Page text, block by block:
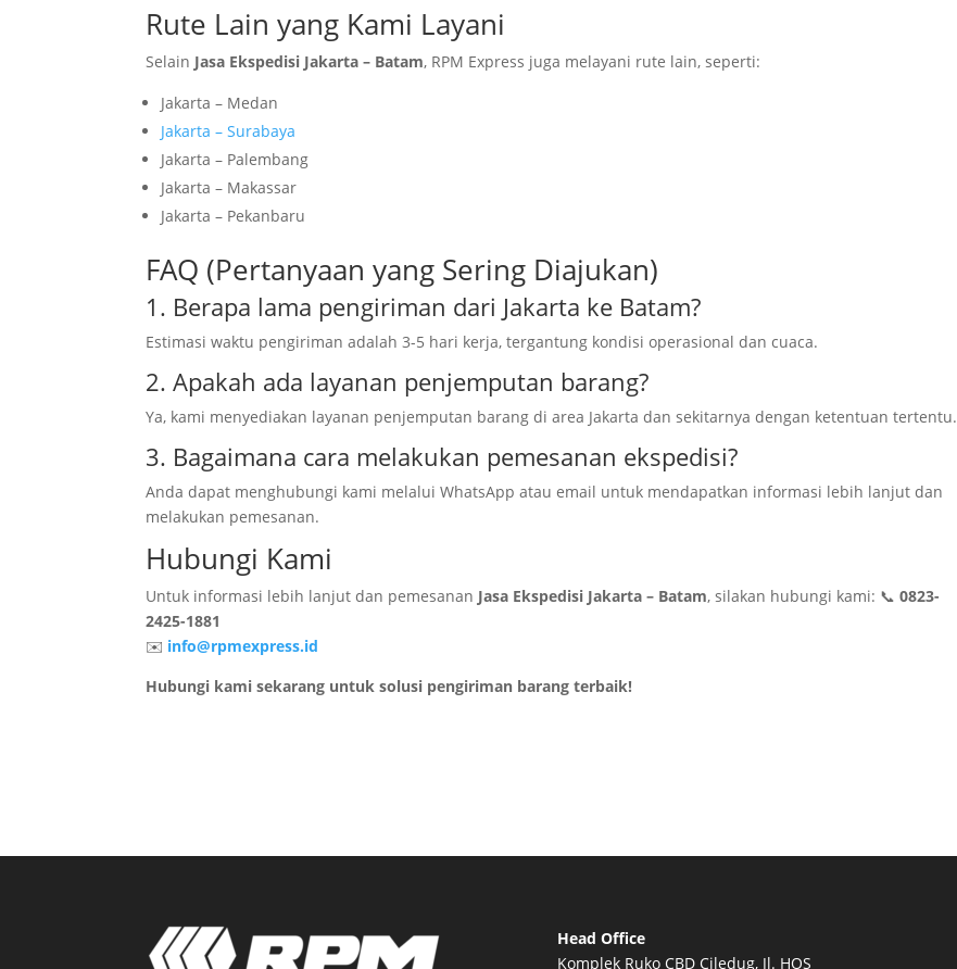
Rute Lain yang Kami Layani
Selain Jasa Ekspedisi Jakarta – Batam, RPM Express juga melayani rute lain, seperti:
Jakarta – Medan
Jakarta – Surabaya
Jakarta – Palembang
Jakarta – Makassar
Jakarta – Pekanbaru
FAQ (Pertanyaan yang Sering Diajukan)
1. Berapa lama pengiriman dari Jakarta ke Batam?
Estimasi waktu pengiriman adalah 3-5 hari kerja, tergantung kondisi operasional dan cuaca.
2. Apakah ada layanan penjemputan barang?
Ya, kami menyediakan layanan penjemputan barang di area Jakarta dan sekitarnya dengan ketentuan tertentu.
3. Bagaimana cara melakukan pemesanan ekspedisi?
Anda dapat menghubungi kami melalui WhatsApp atau email untuk mendapatkan informasi lebih lanjut dan
melakukan pemesanan.
Hubungi Kami
Untuk informasi lebih lanjut dan pemesanan Jasa Ekspedisi Jakarta – Batam, silakan hubungi kami: 📞0823-
2425-1881
✉️ info@rpmexpress.id
Hubungi kami sekarang untuk solusi pengiriman barang terbaik!
Head Office
Komplek Ruko CBD Ciledug, Jl. HOS